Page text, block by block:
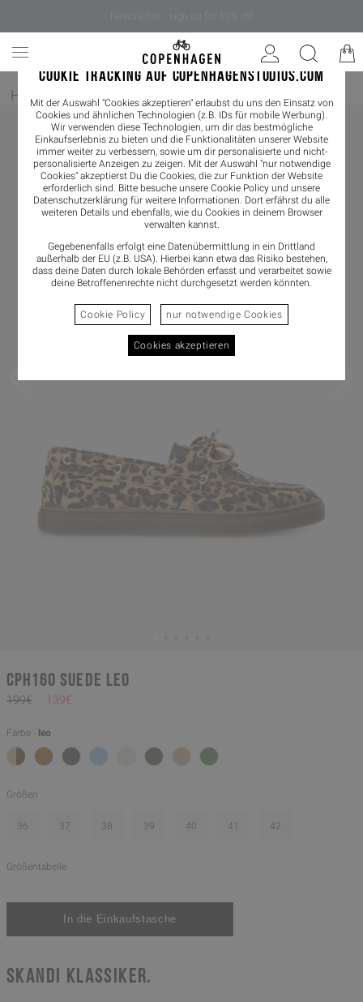
COOKIE TRACKING AUF COPENHAGENSTUDIOS.COM
Mit der Auswahl "Cookies akzeptieren" erlaubst du uns den Einsatz von
Cookies und ähnlichen Technologien (z.B. IDs für mobile Werbung).
Wir verwenden diese Technologien, um dir das bestmögliche
Einkaufserlebnis zu bieten und die Funktionalitäten unserer Website
immer weiter zu verbessern, sowie um dir personalisierte und nicht-
personalisierte Anzeigen zu zeigen. Mit der Auswahl "nur notwendige
Cookies" akzeptierst Du die Cookies, die zur Funktion der Website
erforderlich sind. Bitte besuche unsere Cookie Policy und unsere
Datenschutzerklärung für weitere Informationen. Dort erfährst du alle
weiteren Details und ebenfalls, wie du Cookies in deinem Browser
verwalten kannst.
Gegebenenfalls erfolgt eine Datenübermittlung in ein Drittland
außerhalb der EU (z.B. USA). Hierbei kann etwa das Risiko bestehen,
dass deine Daten durch lokale Behörden erfasst und verarbeitet sowie
deine Betroffenenrechte nicht durchgesetzt werden könnten.
Cookie Policy nur notwendige Cookies
Cookies akzeptieren
Home / Damen/ Loafer
CPH160 suede leo
199€ 139€
Farbe - leo
Größen
36 37 38 39 40 41 42
Größentabelle
SKANDI KLASSIKER.